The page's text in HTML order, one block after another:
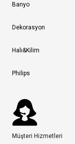
Banyo
Dekorasyon
Halı&Kilim
Philips
Müşteri Hizmetleri